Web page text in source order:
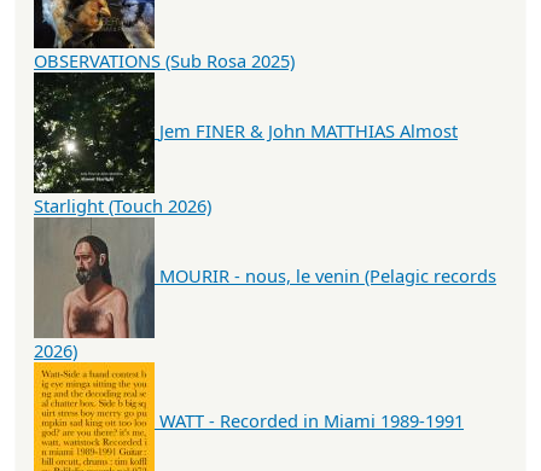
OBSERVATIONS (Sub Rosa 2025)
Jem FINER & John MATTHIAS Almost
Starlight (Touch 2026)
MOURIR - nous, le venin (Pelagic records
2026)
WATT - Recorded in Miami 1989-1991